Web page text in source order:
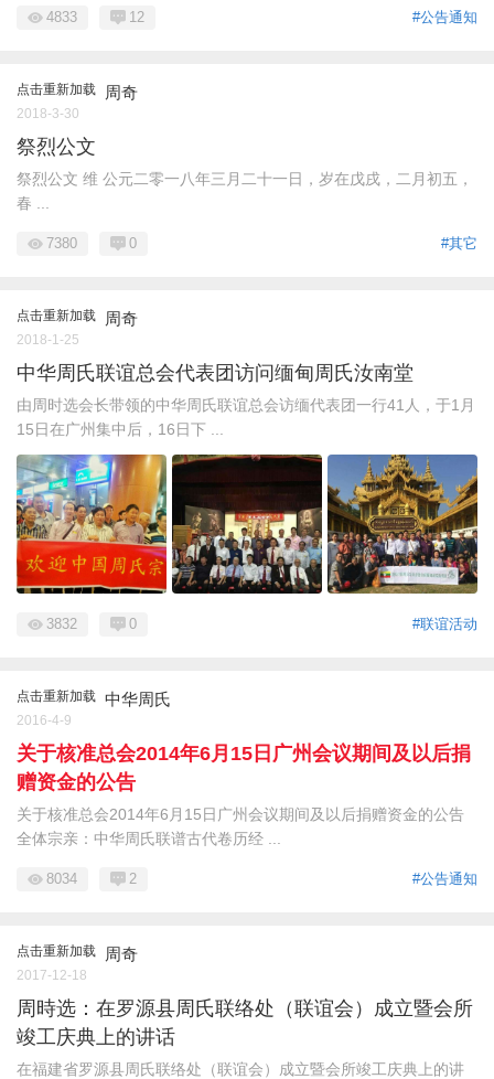
#公告通知
4833 12
点击重新加载 周奇
2018-3-30
祭烈公文
祭烈公文 维 公元二零一八年三月二十一日，岁在戊戌，二月初五，
春 ...
#其它
7380 0
点击重新加载 周奇
2018-1-25
中华周氏联谊总会代表团访问缅甸周氏汝南堂
由周时选会长带领的中华周氏联谊总会访缅代表团一行41人，于1月
15日在广州集中后，16日下 ...
#联谊活动
3832 0
点击重新加载 中华周氏
2016-4-9
关于核准总会2014年6月15日广州会议期间及以后捐
赠资金的公告
关于核准总会2014年6月15日广州会议期间及以后捐赠资金的公告
全体宗亲：中华周氏联谱古代卷历经 ...
#公告通知
8034 2
点击重新加载 周奇
2017-12-18
周時选：在罗源县周氏联络处（联谊会）成立暨会所
竣工庆典上的讲话
在福建省罗源县周氏联络处（联谊会）成立暨会所竣工庆典上的讲